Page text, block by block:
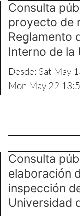
Consulta
proyecto de
Reglamento
Interno de la
Desde: Sat May
Mon May 22
Consulta
elaboración
inspección
Universidad